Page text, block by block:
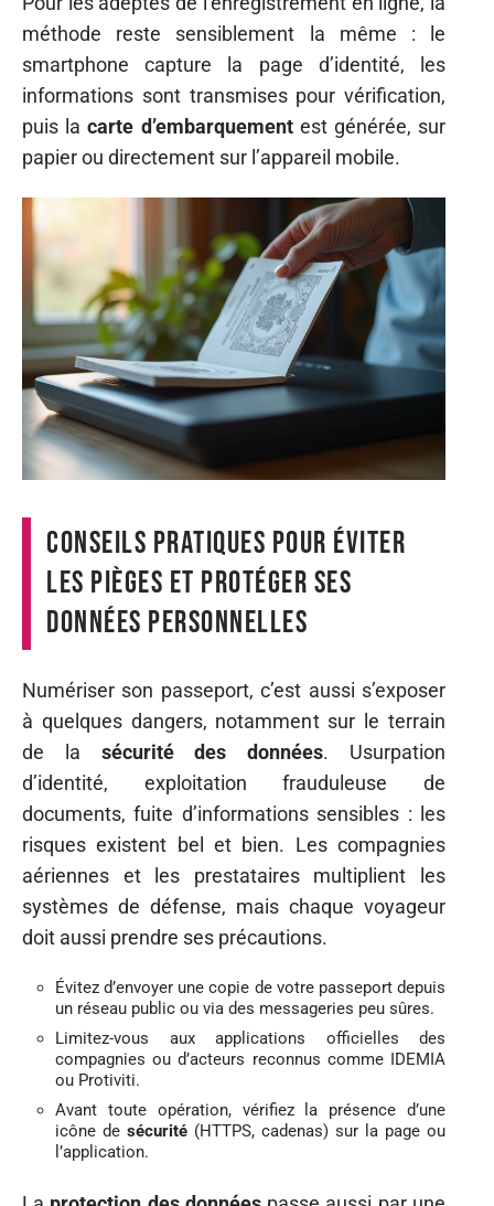
méthode reste sensiblement la même : le
smartphone capture la page d’identité, les
informations sont transmises pour vérification,
puis lacarte d’embarquementest générée, sur
papier ou directement sur l’appareil mobile.
Conseils pratiques pour éviter
les pièges et protéger ses
données personnelles
Numériser son passeport, c’est aussi s’exposer
à quelques dangers, notamment sur le terrain
de la sécurité des données. Usurpation
d’identité, exploitation frauduleuse de
documents, fuite d’informations sensibles : les
risques existent bel et bien. Les compagnies
aériennes et les prestataires multiplient les
systèmes de défense, mais chaque voyageur
doit aussi prendre ses précautions.
Évitez d’envoyer une copie de votre passeport depuis
un réseau public ou via des messageries peu sûres.
Limitez-vous aux applications officielles des
compagnies ou d’acteurs reconnus comme IDEMIA
ou Protiviti.
Avant toute opération, vérifiez la présence d’une
icône de sécurité (HTTPS, cadenas) sur la page ou
l’application.